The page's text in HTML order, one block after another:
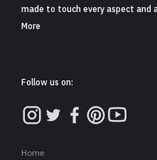
made to touch every aspect and
More
Follow us on:
Home